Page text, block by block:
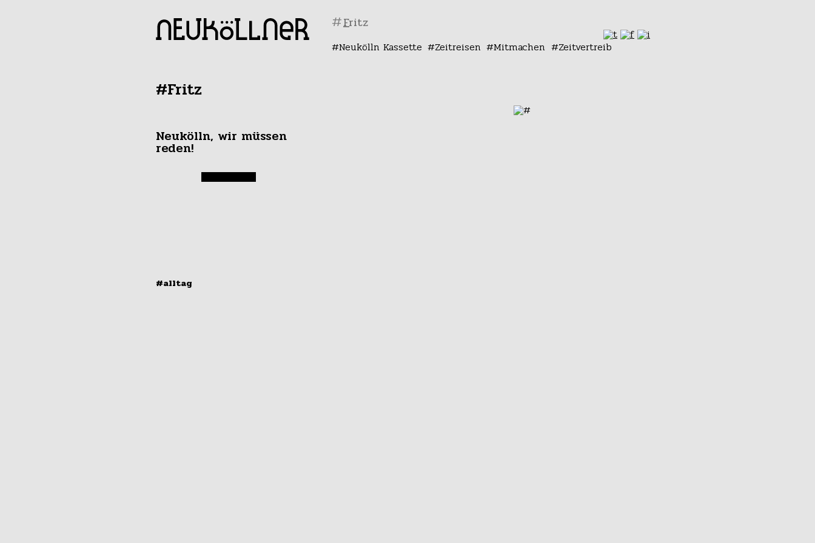
#
Neukölln Kassette Zeitreisen Mitmachen Zeitvertreib
#Fritz
Neukölln, wir müssen
reden!
#alltag